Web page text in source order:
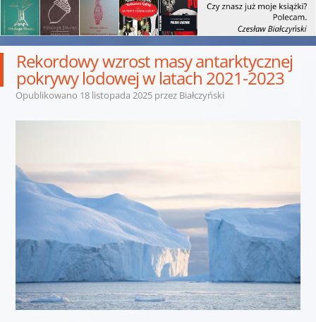
Rekordowy wzrost masy antarktycznej
pokrywy lodowej w latach 2021-2023
Opublikowano 18 listopada 2025przez Białczyński